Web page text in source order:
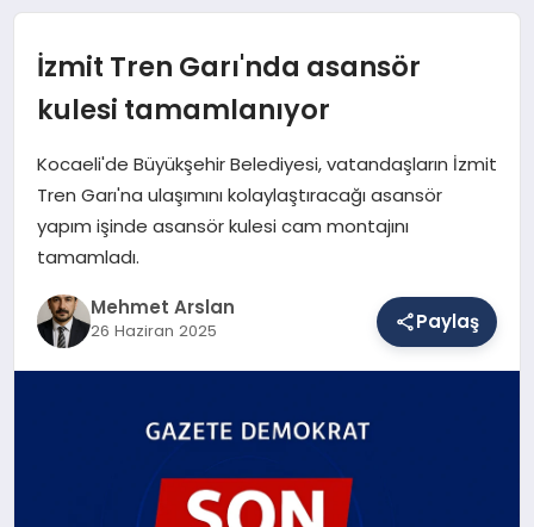
SPOR
SAĞLIK
İzmit Tren Garı'nda asansör
kulesi tamamlanıyor
Kocaeli'de Büyükşehir Belediyesi, vatandaşların İzmit
Tren Garı'na ulaşımını kolaylaştıracağı asansör
yapım işinde asansör kulesi cam montajını
tamamladı.
Mehmet Arslan
26 Haziran 2025 Paylaş